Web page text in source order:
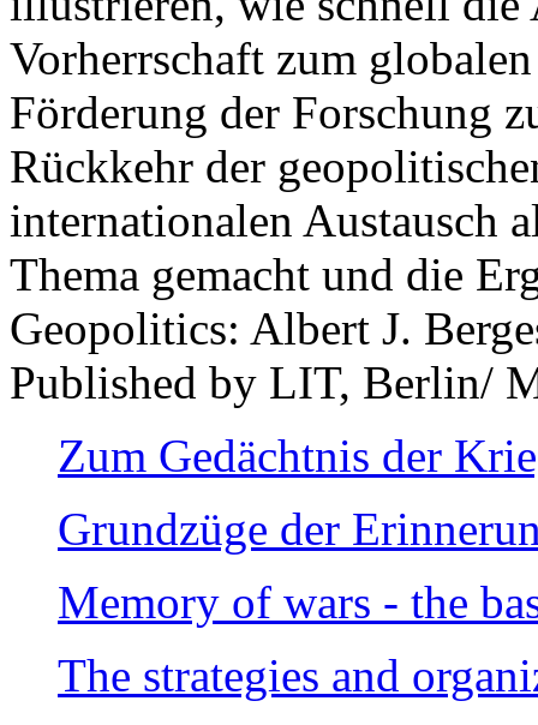
Vorherrschaft zum
Förderung der Forschung
Rückkehr der
internationalen Austausch
Thema gemacht und die
Geopolitics: Albert J.
Published by LIT, Berlin/
Zum Gedächtnis der
Grundzüge der
Memory of wars - the
The strategies and